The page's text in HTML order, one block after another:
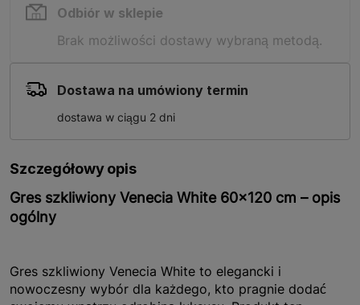
Odbiór w sklepie
Brak możliwości dostawy wybraną metodą.
Dostawa na umówiony termin
dostawa w ciągu 2 dni
Szczegółowy opis
Gres szkliwiony Venecia White 60x120 cm – opis
ogólny
Gres szkliwiony Venecia White to elegancki i
nowoczesny wybór dla każdego, kto pragnie dodać